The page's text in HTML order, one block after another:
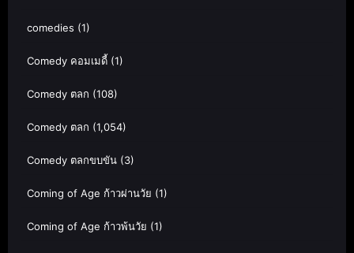
comedies (1)
Comedy คอมเมดี้ (1)
Comedy ตลก (108)
Comedy ตลก (1,054)
Comedy ตลกขบขัน (3)
Coming of Age ก้าวผ่านวัย (1)
Coming of Age ก้าวพ้นวัย (1)